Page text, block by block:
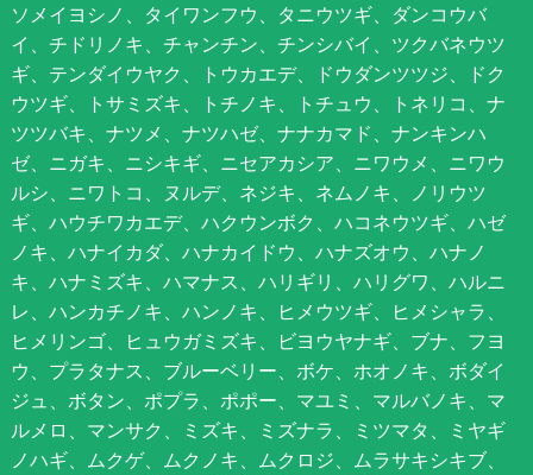
ソメイヨシノ、タイワンフウ、タニウツギ、ダンコウバ
イ、チドリノキ、チャンチン、チンシバイ、ツクバネウツ
ギ、テンダイウヤク、トウカエデ、ドウダンツツジ、ドク
ウツギ、トサミズキ、トチノキ、トチュウ、トネリコ、ナ
ツツバキ、ナツメ、ナツハゼ、ナナカマド、ナンキンハ
ゼ、ニガキ、ニシキギ、ニセアカシア、ニワウメ、ニワウ
ルシ、ニワトコ、ヌルデ、ネジキ、ネムノキ、ノリウツ
ギ、ハウチワカエデ、ハクウンボク、ハコネウツギ、ハゼ
ノキ、ハナイカダ、ハナカイドウ、ハナズオウ、ハナノ
キ、ハナミズキ、ハマナス、ハリギリ、ハリグワ、ハルニ
レ、ハンカチノキ、ハンノキ、ヒメウツギ、ヒメシャラ、
ヒメリンゴ、ヒュウガミズキ、ビヨウヤナギ、ブナ、フヨ
ウ、プラタナス、ブルーベリー、ボケ、ホオノキ、ボダイ
ジュ、ボタン、ポプラ、ポポー、マユミ、マルバノキ、マ
ルメロ、マンサク、ミズキ、ミズナラ、ミツマタ、ミヤギ
ノハギ、ムクゲ、ムクノキ、ムクロジ、ムラサキシキブ、